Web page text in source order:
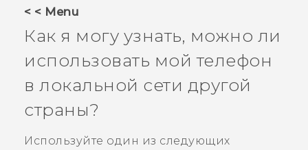
VIVERSE
ПОДДЕРЖКА
< < Menu
Как я могу узнать, можно ли
использовать мой телефон
в локальной сети другой
страны?
Используйте один из следующих